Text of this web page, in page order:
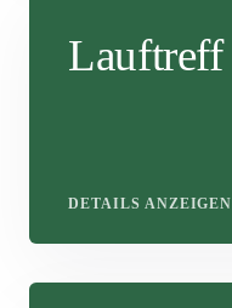
Lauftreff
DETAILS ANZEIGEN